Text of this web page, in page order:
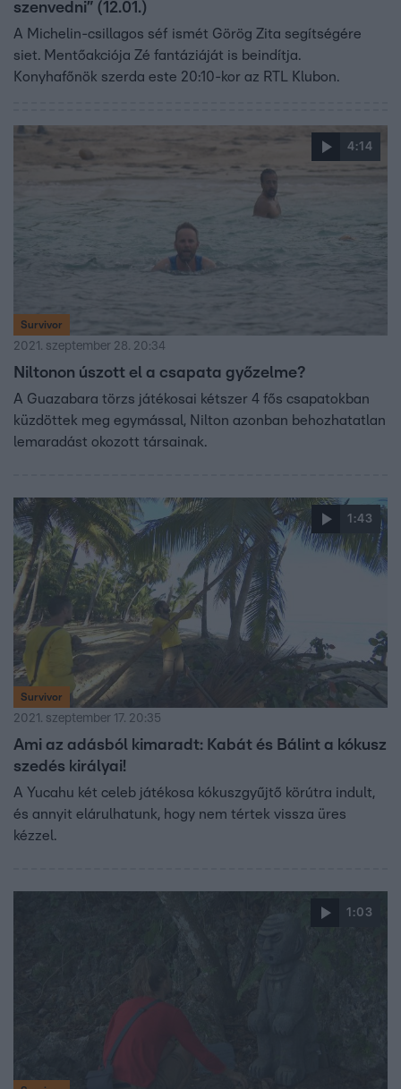
szenvedni” (12.01.)
A Michelin-csillagos séf ismét Görög Zita segítségére
siet. Mentőakciója Zé fantáziáját is beindítja.
Konyhafőnök szerda este 20:10-kor az RTL Klubon.
4:14
Survivor
2021. szeptember 28. 20:34
Niltonon úszott el a csapata győzelme?
A Guazabara törzs játékosai kétszer 4 fős csapatokban
küzdöttek meg egymással, Nilton azonban behozhatatlan
lemaradást okozott társainak.
1:43
Survivor
2021. szeptember 17. 20:35
Ami az adásból kimaradt: Kabát és Bálint a kókusz
szedés királyai!
A Yucahu két celeb játékosa kókuszgyűjtő körútra indult,
és annyit elárulhatunk, hogy nem tértek vissza üres
kézzel.
1:03